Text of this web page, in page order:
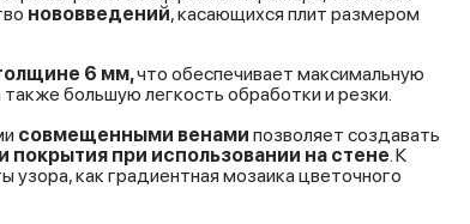
нововведений, касающихся плит размером
6 мм,что обеспечивает максимальную
также большую легкость обработки и резки.
совмещенными венами позволяет создавать
при использовании на стене. К
узора, как градиентная мозаика цветочного